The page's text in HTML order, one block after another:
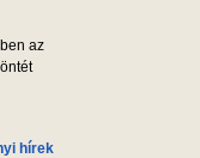
az
hírek